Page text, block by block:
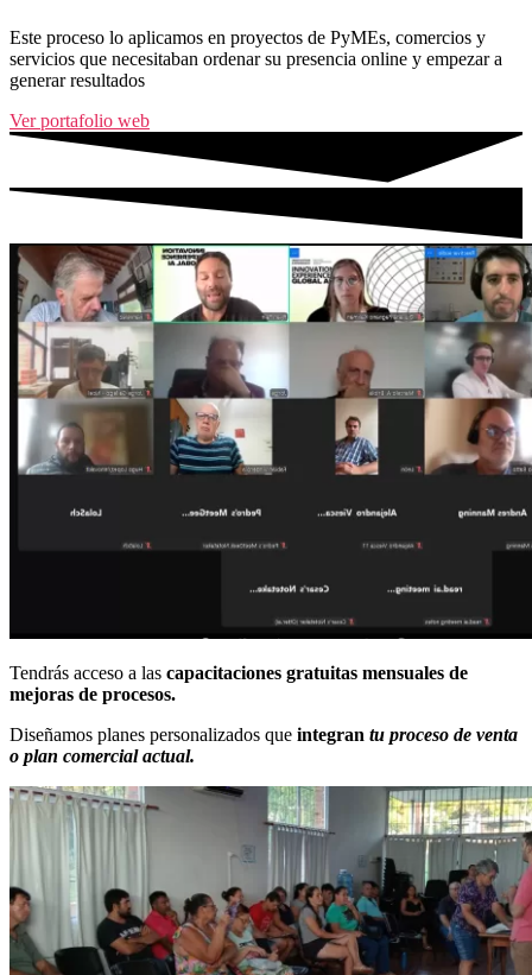
Este proceso lo aplicamos en proyectos de PyMEs, comercios y
servicios que necesitaban ordenar su presencia online y empezar a
generar resultados
Ver portafolio web
Tendrás acceso a las capacitaciones gratuitas mensuales de
mejoras de procesos.
Diseñamos planes personalizados que integran tu proceso de venta
o plan comercial actual.